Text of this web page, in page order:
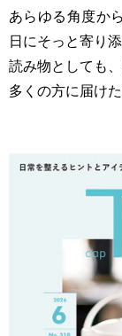
あらゆる角度か
日にそっと寄り
読み物としても
多くの方に届け